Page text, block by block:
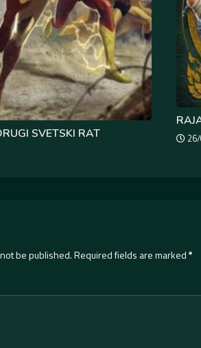
SVETSKI RAT
be published.Required fields are marked*